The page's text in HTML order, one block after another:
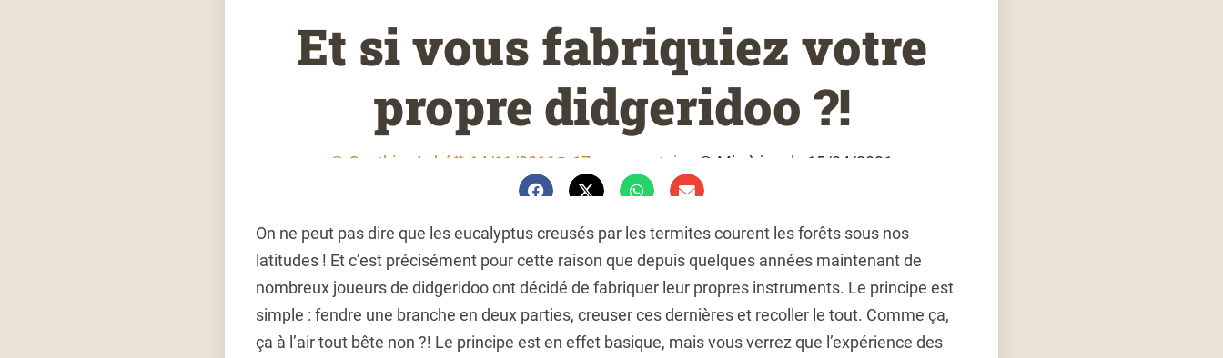
Et si vous fabriquiez votre
propre didgeridoo ?!
Gauthier Aubé 14/11/2016 17 commentaires Mis à jour le 15/04/2021
On ne peut pas dire que les eucalyptus creusés par les termites courent les forêts sous nos
latitudes ! Et c’est précisément pour cette raison que depuis quelques années maintenant de
nombreux joueurs de didgeridoo ont décidé de fabriquer leur propres instruments. Le principe est
simple : fendre une branche en deux parties, creuser ces dernières et recoller le tout. Comme ça,
ça à l’air tout bête non ?! Le principe est en effet basique, mais vous verrez que l’expérience des